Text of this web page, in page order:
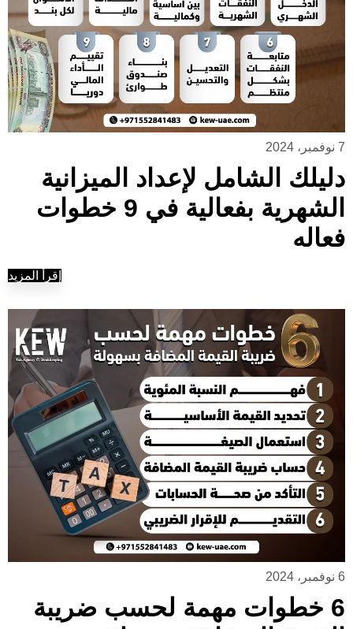
7 نوفمبر، 2024
دليلك الشامل لإعداد الميزانية
الشهرية بفعالية في 9 خطوات
فعاله
إقرأ المزيد
6 نوفمبر، 2024
6 خطوات مهمة لحسب ضريبة